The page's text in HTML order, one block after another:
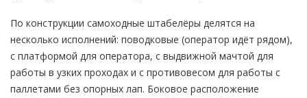
По конструкции самоходные штабелёры делятся на
несколько исполнений: поводковые (оператор идёт рядом),
с платформой для оператора, с выдвижной мачтой для
работы в узких проходах и с противовесом для работы с
паллетами без опорных лап. Боковое расположение